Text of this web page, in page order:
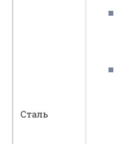
Сталь